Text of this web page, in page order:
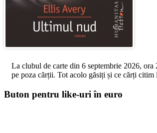
La clubul de carte din 6 septembrie 2026,
pe poza cărții. Tot acolo găsiți și ce cărți
Buton pentru like-uri în euro